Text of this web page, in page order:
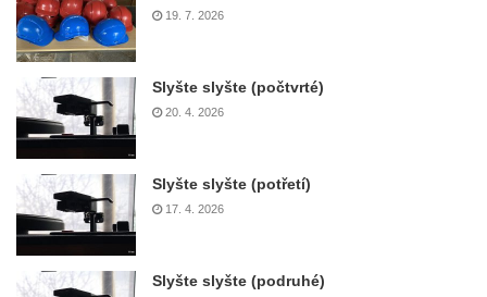
19. 7. 2026
Slyšte slyšte (počtvrté)
20. 4. 2026
Slyšte slyšte (potřetí)
17. 4. 2026
Slyšte slyšte (podruhé)